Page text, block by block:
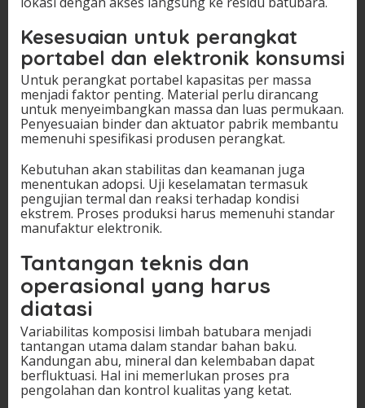
Kesesuaian untuk perangkat
portabel dan elektronik konsumsi
Untuk perangkat portabel kapasitas per massa
menjadi faktor penting. Material perlu dirancang
untuk menyeimbangkan massa dan luas permukaan.
Penyesuaian binder dan aktuator pabrik membantu
memenuhi spesifikasi produsen perangkat.
Kebutuhan akan stabilitas dan keamanan juga
menentukan adopsi. Uji keselamatan termasuk
pengujian termal dan reaksi terhadap kondisi
ekstrem. Proses produksi harus memenuhi standar
manufaktur elektronik.
Tantangan teknis dan
operasional yang harus
diatasi
Variabilitas komposisi limbah batubara menjadi
tantangan utama dalam standar bahan baku.
Kandungan abu, mineral dan kelembaban dapat
berfluktuasi. Hal ini memerlukan proses pra
pengolahan dan kontrol kualitas yang ketat.